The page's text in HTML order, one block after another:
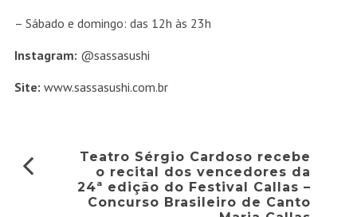
– Sábado e domingo: das 12h às 23h
Instagram: @sassasushi
Site: www.sassasushi.com.br
Teatro Sérgio Cardoso recebe
o recital dos vencedores da
24ª edição do Festival Callas –
Concurso Brasileiro de Canto